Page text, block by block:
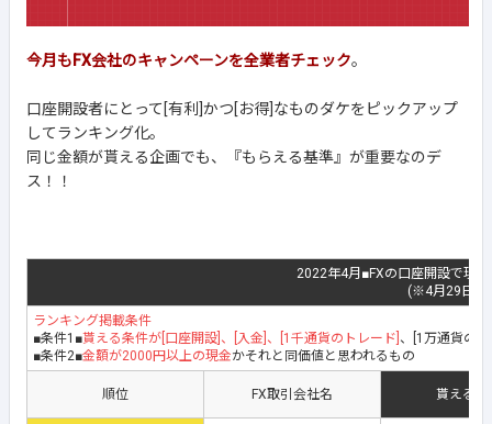
今月もFX会社のキャンペーンを全業者チェック。
口座開設者にとって[有利]かつ[お得]なものダケをピックアップ
してランキング化。
同じ金額が貰える企画でも、『もらえる基準』が重要なのデ
ス！！
2022年4月■FXの口座開設で現
(※4月29日最
ランキング掲載条件
■条件1■貰える条件が[口座開設]、[入金]、[1千通貨のトレード] 、[1万通貨の
■条件2■金額が2000円以上の現金かそれと同価値と思われるもの
順位 FX取引会社名 貰える地